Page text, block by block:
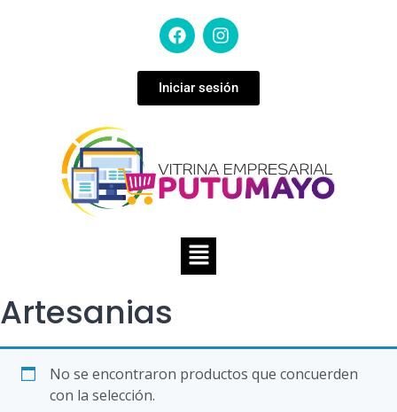
Iniciar sesión
Artesanias
No se encontraron productos que concuerden
con la selección.